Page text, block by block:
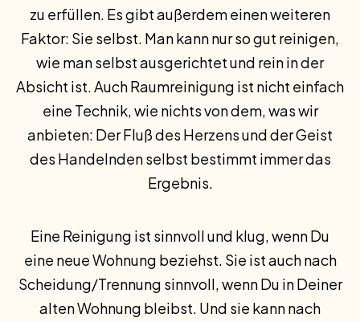
zu erfüllen. Es gibt außerdem einen weiteren
Faktor: Sie selbst. Man kann nur so gut reinigen,
wie man selbst ausgerichtet und rein in der
Absicht ist. Auch Raumreinigung ist nicht einfach
eine Technik, wie nichts von dem, was wir
anbieten: Der Fluß des Herzens und der Geist
des Handelnden selbst bestimmt immer das
Ergebnis.
Eine Reinigung ist sinnvoll und klug, wenn Du
eine neue Wohnung beziehst. Sie ist auch nach
Scheidung/Trennung sinnvoll, wenn Du in Deiner
alten Wohnung bleibst. Und sie kann nach